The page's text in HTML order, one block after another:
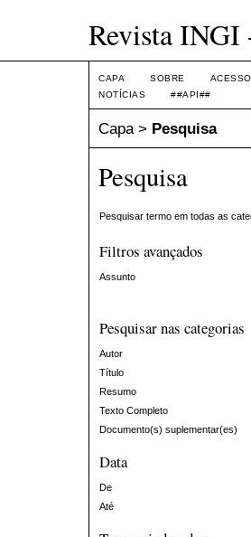
Revista INGI
CAPA SOBRE ACESSO
NOTÍCIAS
##API##
Capa> Pesquisa
Pesquisa
Pesquisar termo em todas as
Filtros avançados
Assunto
Pesquisar nas categorias
Autor
Título
Resumo
Texto Completo
Documento(s) suplementar(es)
Data
De
Até